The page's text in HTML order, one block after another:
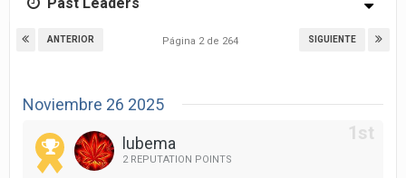
ANTERIOR SIGUIENTE
Página 2 de 264
Noviembre 26 2025
lubema
2 REPUTATION POINTS